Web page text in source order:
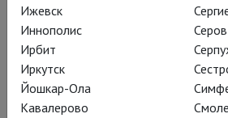
Оперный клуб
кинозале ГУМ
Оперный клуб в ГУМ – это
быть в курсе новых постановок,
Ижевск
Иннополис
Ирбит
Иркутск
Йошкар-Ола
Кавалерово
Серов